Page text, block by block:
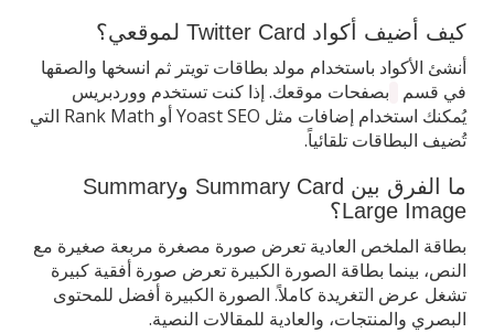
كيف أضيف أكواد Twitter Card لموقعي؟
أنشئ الأكواد باستخدام مولد بطاقات تويتر ثم انسخها والصقها
في قسم
بصفحات موقعك. إذا كنت تستخدم ووردبريس
يُمكنك استخدام إضافات مثل Yoast SEO أو Rank Math التي
تُضيف البطاقات تلقائياً.
ما الفرق بين Summary Card وSummary
Large Image؟
بطاقة الملخص العادية تعرض صورة مصغرة مربعة صغيرة مع
النص، بينما بطاقة الصورة الكبيرة تعرض صورة أفقية كبيرة
تشغل عرض التغريدة كاملاً. الصورة الكبيرة أفضل للمحتوى
البصري والمنتجات، والعادية للمقالات النصية.